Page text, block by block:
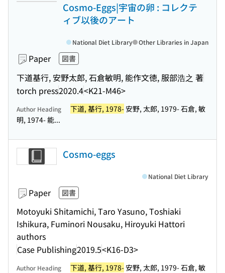
Cosmo-Eggs|宇宙の卵 : コレクテ
ィブ以後のアート
Paper 図書
下道基行, 安野太郎, 石倉敏明, 能作文徳, 服部浩之 著
torch press2020.4<K21-M46>
National Diet Library Other Libraries in Japan
Author Heading 下道, 基行, 1978-安野, 太郎, 1979- 石倉, 敏
明, 1974- 能...
Cosmo-eggs
Paper 図書
Motoyuki Shitamichi, Taro Yasuno, Toshiaki
Ishikura, Fuminori Nousaku, Hiroyuki Hattori
authors
Case Publishing2019.5<K16-D3>
National Diet Library
Author Heading 下道, 基行, 1978-安野, 太郎, 1979- 石倉, 敏